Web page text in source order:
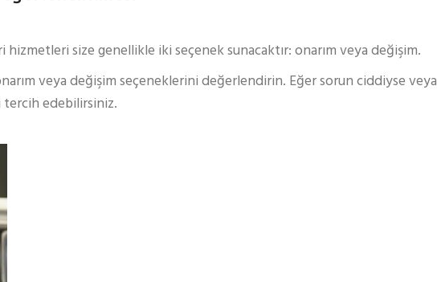
size genellikle iki seçenek sunacaktır: onarım veya değişim.
veya değişim seçeneklerini değerlendirin. Eğer sorun ciddiyse veya
tercih edebilirsiniz.